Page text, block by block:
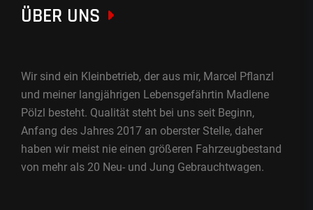
ÜBER UNS
Wir sind ein Kleinbetrieb, der aus mir, Marcel Pflanzl
und meiner langjährigen Lebensgefährtin Madlene
Pölzl besteht. Qualität steht bei uns seit Beginn,
Anfang des Jahres 2017 an oberster Stelle, daher
haben wir meist nie einen größeren Fahrzeugbestand
von mehr als 20 Neu- und Jung Gebrauchtwagen.